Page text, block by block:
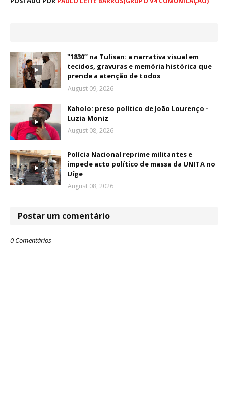
"1830” na Tulisan: a narrativa visual em
tecidos, gravuras e memória histórica que
prende a atenção de todos
August 09, 2026
Kaholo: preso político de João Lourenço -
Luzia Moniz
August 08, 2026
Polícia Nacional reprime militantes e
impede acto político de massa da UNITA no
Uíge
August 08, 2026
Postar um comentário
0 Comentários